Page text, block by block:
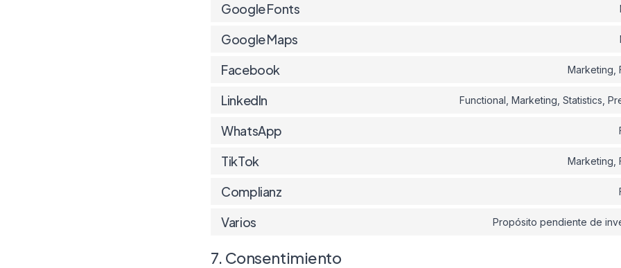
Google Fonts
Google Maps
Facebook Marketing,
LinkedIn Functional, Marketing, Statistics,
WhatsApp
TikTok Marketing,
Complianz
Varios Propósito pendiente de
7. Consentimiento